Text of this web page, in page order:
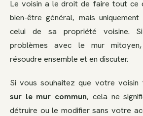
Le voisin a le droit de faire tout ce
bien-être général, mais
celui de sa propriété voisine.
problèmes avec le mur
résoudre ensemble et en discuter.
Si vous souhaitez que votre voisin
sur le mur commun, cela ne
détruire ou le modifier sans votre